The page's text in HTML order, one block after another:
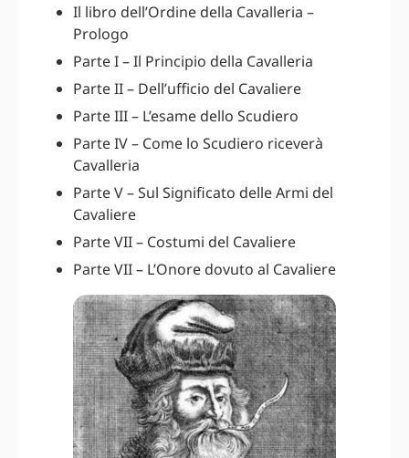
Il libro dell’Ordine della Cavalleria –
Prologo
Parte I – Il Principio della Cavalleria
Parte II – Dell’ufficio del Cavaliere
Parte III – L’esame dello Scudiero
Parte IV – Come lo Scudiero riceverà
Cavalleria
Parte V – Sul Significato delle Armi del
Cavaliere
Parte VII – Costumi del Cavaliere
Parte VII – L’Onore dovuto al Cavaliere